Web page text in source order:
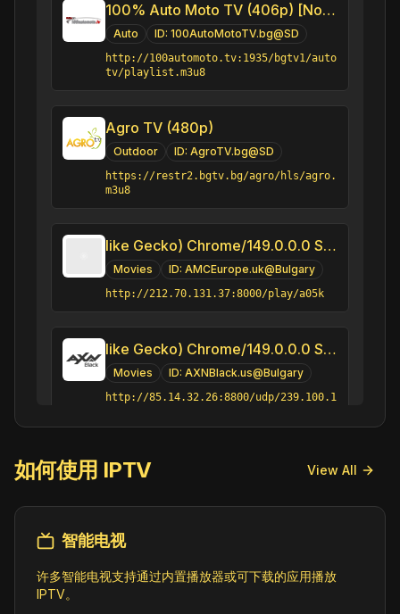
100% Auto Moto TV (406p) [Not 24/7]
Auto ID: 100AutoMotoTV.bg@SD
http://100automoto.tv:1935/bgtv1/auto
tv/playlist.m3u8
Agro TV (480p)
Outdoor ID: AgroTV.bg@SD
https://restr2.bgtv.bg/agro/hls/agro.
m3u8
like Gecko) Chrome/149.0.0.0 Safari/537.3" group-title="Movies",AMC Europe Bulgary
Movies ID: AMCEurope.uk@Bulgary
http://212.70.131.37:8000/play/a05k
like Gecko) Chrome/149.0.0.0 Safari/537.3" group-title="Movies",AXN Black
Movies ID: AXNBlack.us@Bulgary
http://85.14.32.26:8800/udp/239.100.1
AXN CEE Bulgary
like Gecko) Chrome/149.0.0.0 Safari/537.3" group-title="Entertainment",AXN White Bulgaria
如何使用 IPTV View All
智能电视
许多智能电视支持通过内置播放器或可下载的应用播放
IPTV。